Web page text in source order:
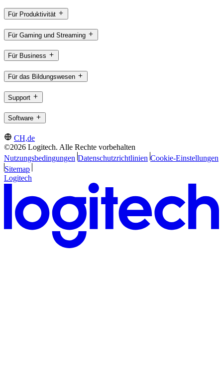
Für Produktivität
Für Gaming und Streaming
Für Business
Für das Bildungswesen
Support
Software
CH,de
©2026 Logitech. Alle Rechte vorbehalten
Nutzungsbedingungen Datenschutzrichtlinien Cookie-Einstellungen
Sitemap
Logitech